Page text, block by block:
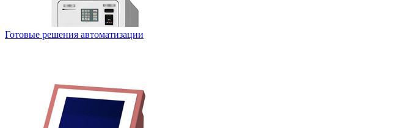
Готовые решения автоматизации